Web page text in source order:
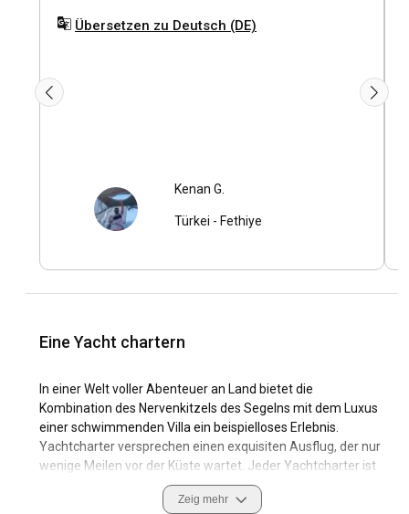
Übersetzen zu Deutsch (DE)
Kenan G.
Türkei - Fethiye
Eine Yacht chartern
In einer Welt voller Abenteuer an Land bietet die
Kombination des Nervenkitzels des Segelns mit dem Luxus
einer schwimmenden Villa ein beispielloses Erlebnis.
Yachtcharter versprechen einen exquisiten Ausflug, der nur
wenige Meilen vor der Küste wartet. Jeder Yachtcharter ist
mehr als nur ein Bootsverleih; Es ist eine Reise in eine Welt
voller Freiheit, Eleganz und Zauber.
Zeig mehr